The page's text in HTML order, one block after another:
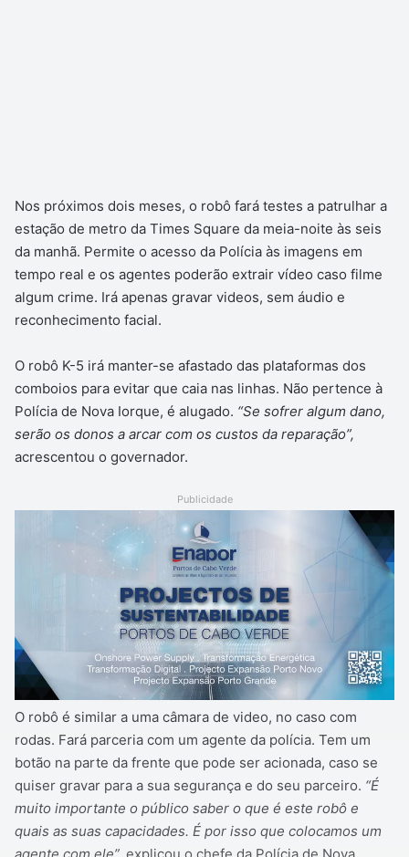
Nos próximos dois meses, o robô fará testes a patrulhar a
estação de metro da Times Square da meia-noite às seis
da manhã. Permite o acesso da Polícia às imagens em
tempo real e os agentes poderão extrair vídeo caso filme
algum crime. Irá apenas gravar videos, sem áudio e
reconhecimento facial.
O robô K-5 irá manter-se afastado das plataformas dos
comboios para evitar que caia nas linhas. Não pertence à
Polícia de Nova Iorque, é alugado. “Se sofrer algum dano,
serão os donos a arcar com os custos da reparação”,
acrescentou o governador.
Publicidade
O robô é similar a uma câmara de video, no caso com
rodas. Fará parceria com um agente da polícia. Tem um
botão na parte da frente que pode ser acionada, caso se
quiser gravar para a sua segurança e do seu parceiro. “É
muito importante o público saber o que é este robô e
quais as suas capacidades. É por isso que colocamos um
agente com ele”, explicou o chefe da Polícia de Nova